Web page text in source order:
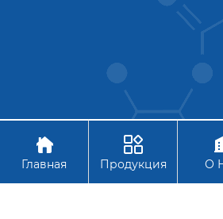
Авторское право © АО Ханчжоу

Главная

Продукция О